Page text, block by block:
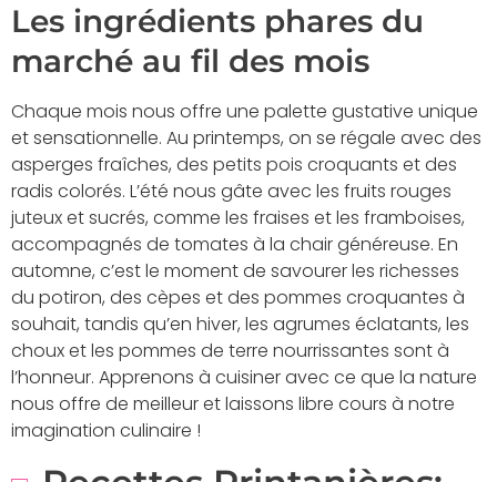
Les ingrédients phares du
marché au fil des mois
Chaque mois nous offre une palette gustative unique
et sensationnelle. Au printemps, on se régale avec des
asperges fraîches, des petits pois croquants et des
radis colorés. L’été nous gâte avec les fruits rouges
juteux et sucrés, comme les fraises et les framboises,
accompagnés de tomates à la chair généreuse. En
automne, c’est le moment de savourer les richesses
du potiron, des cèpes et des pommes croquantes à
souhait, tandis qu’en hiver, les agrumes éclatants, les
choux et les pommes de terre nourrissantes sont à
l’honneur. Apprenons à cuisiner avec ce que la nature
nous offre de meilleur et laissons libre cours à notre
imagination culinaire !